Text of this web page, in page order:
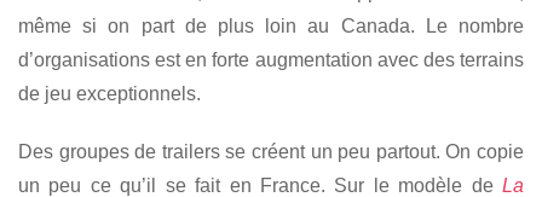
même si on part de plus loin au Canada. Le nombre
d’organisations est en forte augmentation avec des terrains
de jeu exceptionnels.
Des groupes de trailers se créent un peu partout. On copie
un peu ce qu’il se fait en France. Sur le modèle de La